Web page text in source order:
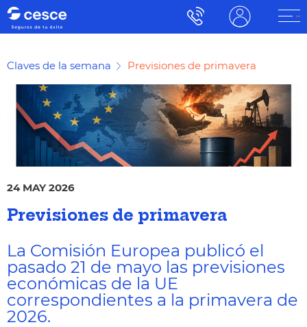
Claves de la semana Previsiones de primavera
24 MAY 2026
Previsiones de primavera
La Comisión Europea publicó el
pasado 21 de mayo las previsiones
económicas de la UE
correspondientes a la primavera de
2026.